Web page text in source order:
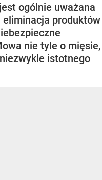
ogólnie uważana
eliminacja produktów
nie tyle o mięsie,
istotnego